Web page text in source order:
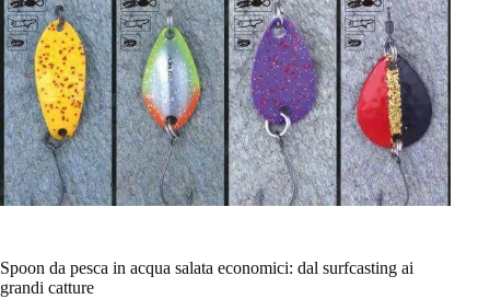
Spoon da pesca in acqua salata economici: dal surfcasting ai
grandi catture